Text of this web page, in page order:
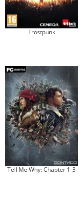
Frostpunk
Tell Me Why: Chapter 1-3